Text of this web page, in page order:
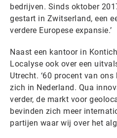
bedrijven. Sinds oktober
gestart in Zwitserland, een
verdere Europese expansie.’
Naast een kantoor in
Localyse ook over een
Utrecht. ‘60 procent van
zich in Nederland. Qua
verder, de markt voor
bevinden zich meer
partijen waar wij over het